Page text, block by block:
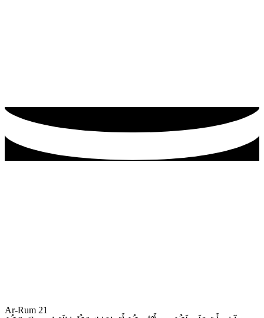
Ar-Rum 21